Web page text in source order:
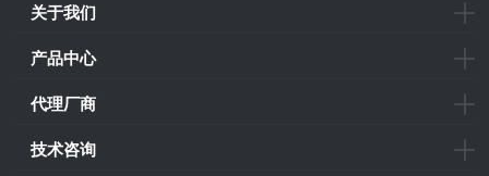
关于我们
产品中心
代理厂商
技术咨询